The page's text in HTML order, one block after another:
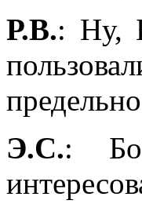
Р.В.: Ну,
Э.С.: